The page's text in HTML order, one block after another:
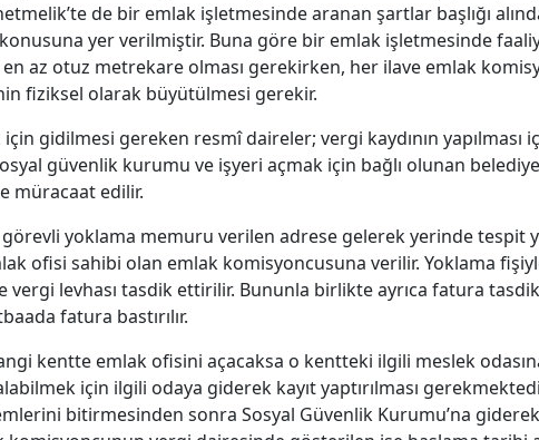
de bir emlak işletmesinde aranan şartlar başlığı
konusuna yer verilmiştir. Buna göre bir emlak işletmesinde
az otuz metrekare olması gerekirken, her ilave emlak
fiziksel olarak büyütülmesi gerekir.
gidilmesi gereken resmî daireler; vergi kaydının yapılması
güvenlik kurumu ve işyeri açmak için bağlı olunan
müracaat edilir.
yoklama memuru verilen adrese gelerek yerinde tespit
ofisi sahibi olan emlak komisyoncusuna verilir. Yoklama
vergi levhası tasdik ettirilir. Bununla birlikte ayrıca fatura tasdik
fatura bastırılır.
kentte emlak ofisini açacaksa o kentteki ilgili meslek odasına
alabilmek için ilgili odaya giderek kayıt yaptırılması
bitirmesinden sonra Sosyal Güvenlik Kurumu’na